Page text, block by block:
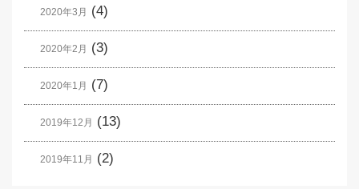
2020年3月 (4)
2020年2月 (3)
2020年1月 (7)
2019年12月 (13)
2019年11月 (2)